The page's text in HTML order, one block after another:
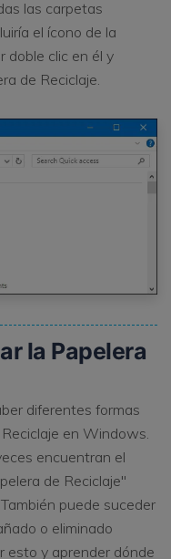
las carpetas
el ícono de la
doble clic en él y
de Reciclaje.
la Papelera
diferentes formas
en Windows.
encuentran el
de Reciclaje"
puede suceder
o eliminado
esto y aprender dónde